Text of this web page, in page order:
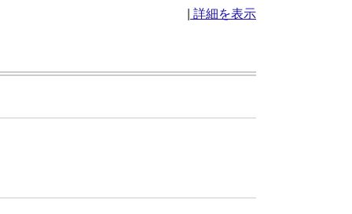
詳細を表示